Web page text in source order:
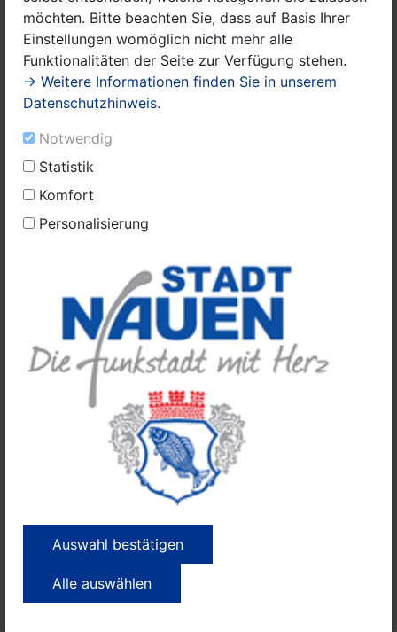
möchten. Bitte beachten Sie, dass auf Basis Ihrer
Einstellungen womöglich nicht mehr alle
Funktionalitäten der Seite zur Verfügung stehen.
→ Weitere Informationen finden Sie in unserem
Datenschutzhinweis.
Notwendig
Statistik
Komfort
Personalisierung
Auswahl bestätigen
Alle auswählen
Tag der Offenen Tür 2026 am Leonardo
Da Vinci Campus Nauen
26. September 2026
10:00 bis 12:00 Uhr
Leonardo Da Vinci Campus Nauen
Leonardo Da Vinci Campus Nauen
Ausstellung / Messe, Erwachsene, Familien,
Führungen, Informationsveranstaltung,
Mädchen, Schule, Schulen, Senioren, Sonstige,
Tag der offenen Tür
Wir öffnen allen kleinen und großen
Interessierten unsere Türen...